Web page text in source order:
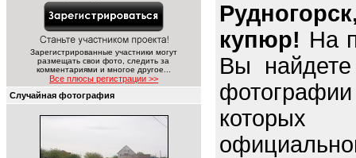
Зарегистрированные участники могут
размещать свои фото, следить за
комментариями и многое другое...
Все плюсы регистрации >>
Случайная фотография
купюр! На
Вы